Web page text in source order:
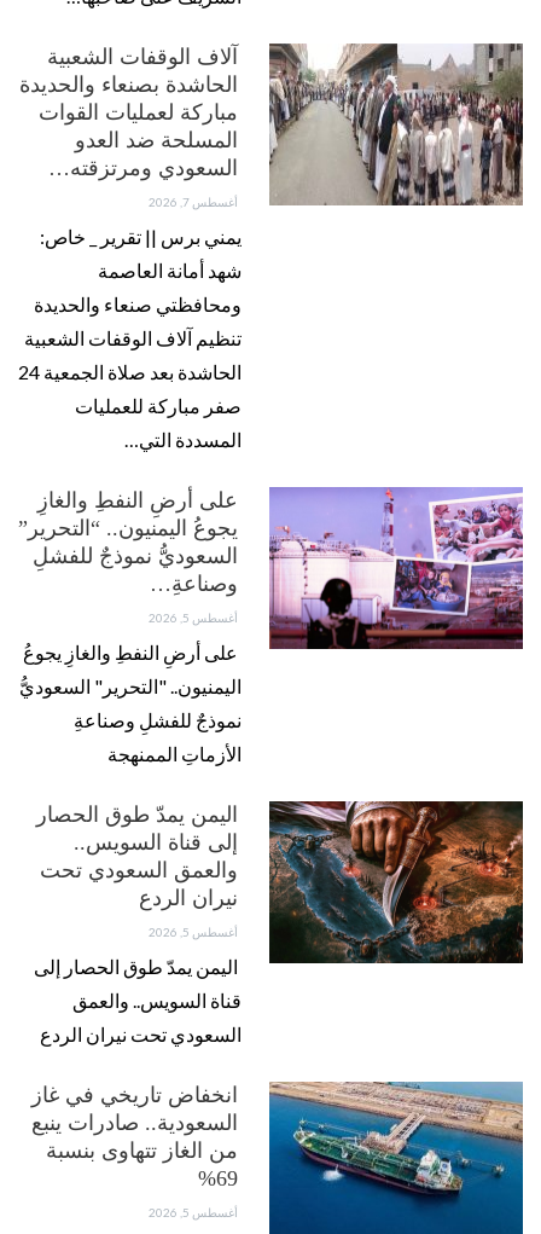
آلاف الوقفات الشعبية
الحاشدة بصنعاء والحديدة
مباركة لعمليات القوات
المسلحة ضد العدو
السعودي ومرتزقته…
أغسطس 7, 2026
يمني برس || تقرير _ خاص:
شهد أمانة العاصمة
ومحافظتي صنعاء والحديدة
تنظيم آلاف الوقفات الشعبية
الحاشدة بعد صلاة الجمعية 24
صفر مباركة للعمليات
المسددة التي…
على أرضِ النفطِ والغازِ
يجوعُ اليمنيون.. “التحرير”
السعوديُّ نموذجٌ للفشلِ
وصناعةِ…
أغسطس 5, 2026
على أرضِ النفطِ والغازِ يجوعُ
اليمنيون.. "التحرير" السعوديُّ
نموذجٌ للفشلِ وصناعةِ
الأزماتِ الممنهجة
اليمن يمدّ طوق الحصار
إلى قناة السويس..
والعمق السعودي تحت
نيران الردع
أغسطس 5, 2026
اليمن يمدّ طوق الحصار إلى
قناة السويس.. والعمق
السعودي تحت نيران الردع
انخفاض تاريخي في غاز
السعودية.. صادرات ينبع
من الغاز تتهاوى بنسبة
69%
أغسطس 5, 2026